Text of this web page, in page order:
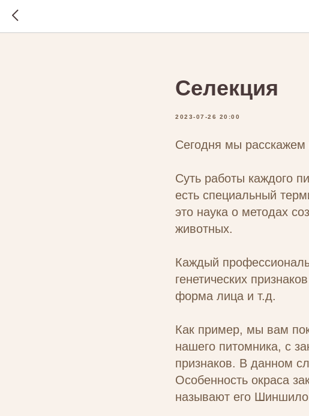
Селекция
2023-07-26 20:00
Сегодня мы
Суть работы каждого
есть специальный
это наука о методах
животных.
Каждый
генетических
форма лица и т.д.
Как пример, мы вам
нашего питомника, с
признаков. В данном
Особенность окраса
называют его